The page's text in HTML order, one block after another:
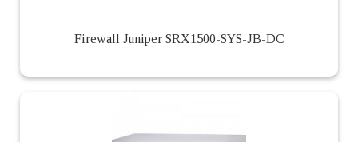
Firewall Juniper SRX1500-SYS-JB-DC